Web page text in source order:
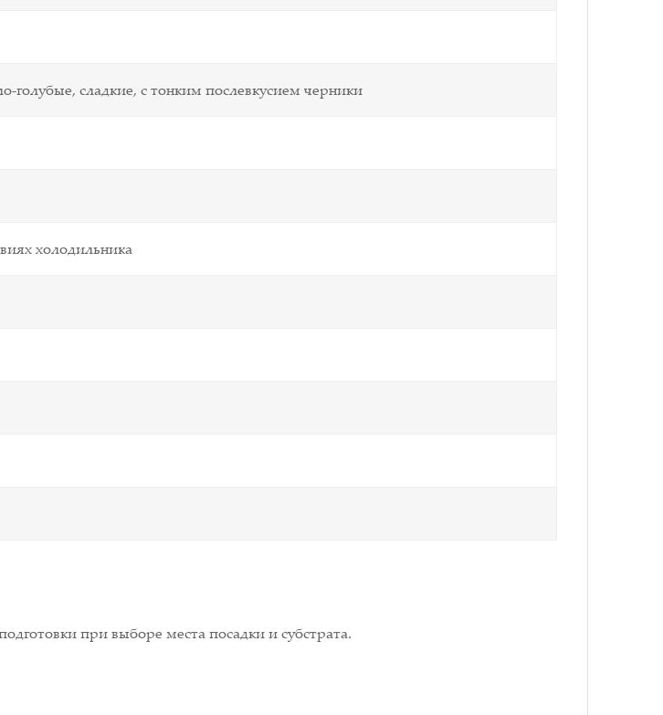
голубые, сладкие, с тонким послевкусием черники
холодильника
при выборе места посадки и субстрата.